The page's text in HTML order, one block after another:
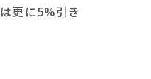
更に5%引き